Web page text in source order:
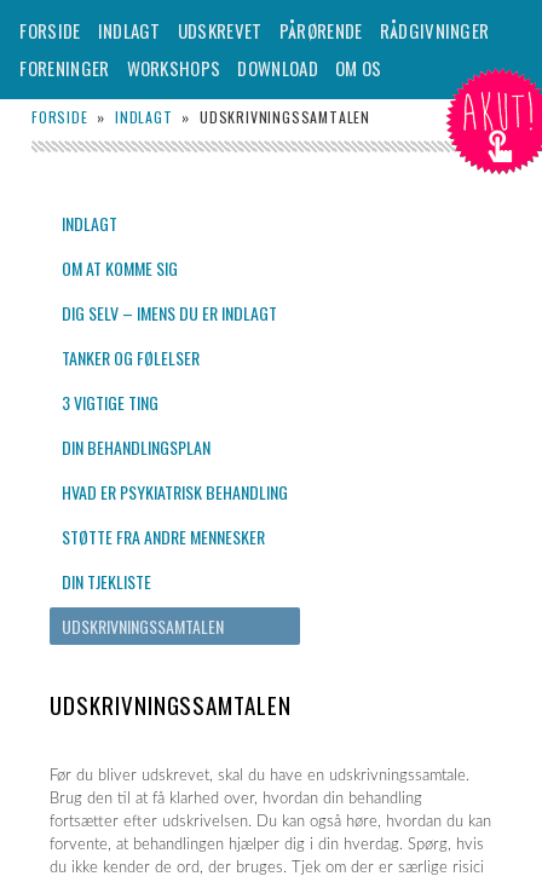
AKUT!
Udskrevet.dk
Hovedmenu
Fortsæt
primært
FORSIDE INDLAGT UDSKREVET PÅRØRENDE
RÅDGIVNINGER
FORENINGER
WORKSHOPS DOWNLOAD OM OS
FORSIDE » INDLAGT » UDSKRIVNINGSSAMTALEN
INDLAGT
OM AT KOMME SIG
DIG SELV – IMENS DU ER INDLAGT
TANKER OG FØLELSER
3 VIGTIGE TING
DIN BEHANDLINGSPLAN
HVAD ER PSYKIATRISK BEHANDLING
STØTTE FRA ANDRE MENNESKER
DIN TJEKLISTE
UDSKRIVNINGSSAMTALEN
UDSKRIVNINGSSAMTALEN
Før du bliver udskrevet, skal du have en udskrivningssamtale.
Brug den til at få klarhed over, hvordan din behandling
fortsætter efter udskrivelsen. Du kan også høre, hvordan du kan
forvente, at behandlingen hjælper dig i din hverdag. Spørg, hvis
du ikke kender de ord, der bruges. Tjek om der er særlige risici